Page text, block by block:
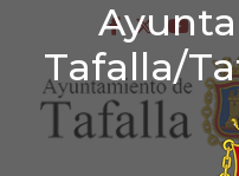
Tafalla/
Ir al contenidofacebook